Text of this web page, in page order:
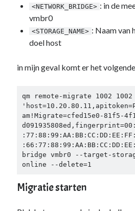
<NETWORK_BRIDGE> : in de
vmbr0
<STORAGE_NAME> : Naam van
doel host
in mijn geval komt er het
qm remote-migrate 1002 1002
am!Migrate=cfed15e0-81f5-
bridge vmbr0 --target-
online --delete=1
Migratie starten